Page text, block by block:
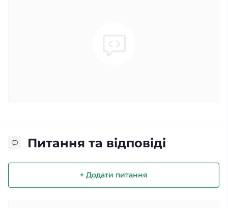
Питання та відповіді
+ Додати питання